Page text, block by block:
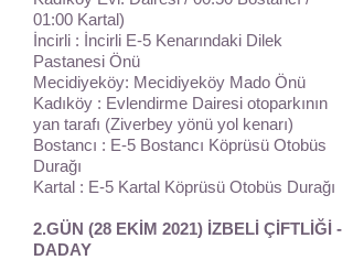
01:00 Kartal)
İncirli : İncirli E-5 Kenarındaki Dilek
Pastanesi Önü
Mecidiyeköy: Mecidiyeköy Mado Önü
Kadıköy : Evlendirme Dairesi otoparkının
yan tarafı (Ziverbey yönü yol kenarı)
Bostancı : E-5 Bostancı Köprüsü Otobüs
Durağı
Kartal : E-5 Kartal Köprüsü Otobüs Durağı
2.GÜN (28 EKİM 2021) İZBELİ ÇİFTLİĞİ -
DADAY